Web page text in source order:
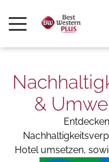
&
Hotel umsetzen,